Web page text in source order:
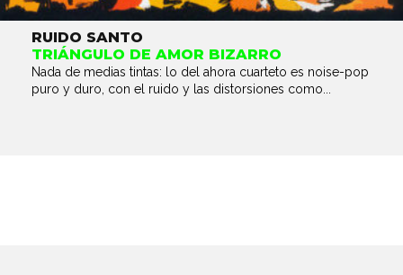
RUIDO SANTO
TRIÁNGULO DE AMOR BIZARRO
Nada de medias tintas: lo del ahora cuarteto es noise-pop
puro y duro, con el ruido y las distorsiones como...